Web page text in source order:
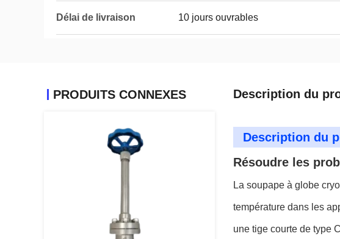
Délai de livraison 10 jours ouvrables
PRODUITS CONNEXES Description du
Description du
Résoudre les
La soupape à globe
température dans les
une tige courte de type